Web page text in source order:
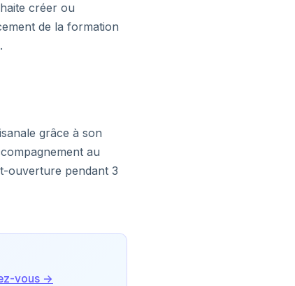
créer ou
de la formation
grâce à son
au
ouverture pendant 3
vous →